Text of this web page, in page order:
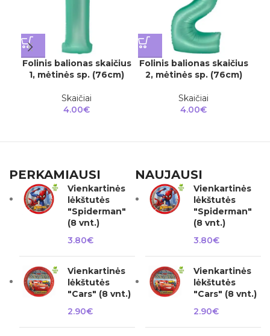
Folinis balionas skaičius
1, mėtinės sp. (76cm)
Skaičiai
4.00€
Folinis balionas skaičius
2, mėtinės sp. (76cm)
Skaičiai
4.00€
PERKAMIAUSI
Vienkartinės
lėkštutės
"Spiderman"
(8 vnt.)
3.80€
Vienkartinės
lėkštutės
"Cars" (8 vnt.)
2.90€
NAUJAUSI
Vienkartinės
lėkštutės
"Spiderman"
(8 vnt.)
3.80€
Vienkartinės
lėkštutės
"Cars" (8 vnt.)
2.90€